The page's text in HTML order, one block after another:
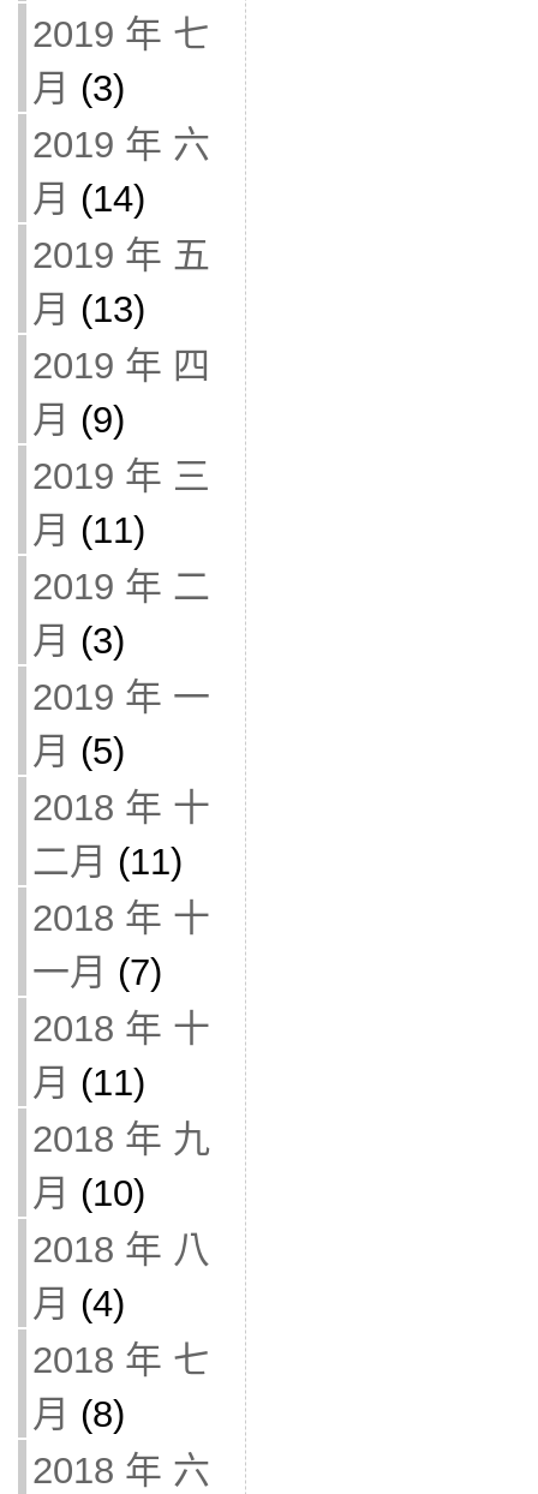
2019 年 七
月 (3)
2019 年 六
月 (14)
2019 年 五
月 (13)
2019 年 四
月 (9)
2019 年 三
月 (11)
2019 年 二
月 (3)
2019 年 一
月 (5)
2018 年 十
二月 (11)
2018 年 十
一月 (7)
2018 年 十
月 (11)
2018 年 九
月 (10)
2018 年 八
月 (4)
2018 年 七
月 (8)
2018 年 六